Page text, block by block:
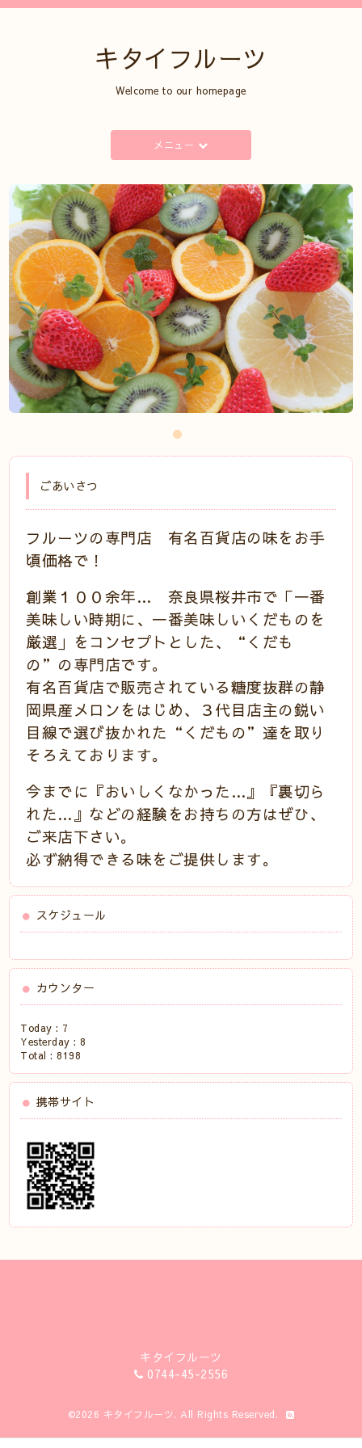
キタイフルーツ
Welcome to our homepage
メニュー
ごあいさつ
フルーツの専門店 有名百貨店の味をお手
頃価格で！
創業１００余年… 奈良県桜井市で「一番
美味しい時期に、一番美味しいくだものを
厳選」をコンセプトとした、“くだも
の”の専門店です。
有名百貨店で販売されている糖度抜群の静
岡県産メロンをはじめ、３代目店主の鋭い
目線で選び抜かれた“くだもの”達を取り
そろえております。
今までに『おいしくなかった…』『裏切ら
れた…』などの経験をお持ちの方はぜひ、
ご来店下さい。
必ず納得できる味をご提供します。
スケジュール
カウンター
Today : 7
Yesterday : 8
Total : 8198
携帯サイト
キタイフルーツ
0744-45-2556
©2026 キタイフルーツ. All Rights Reserved.